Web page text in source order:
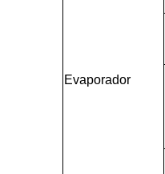
Evaporador